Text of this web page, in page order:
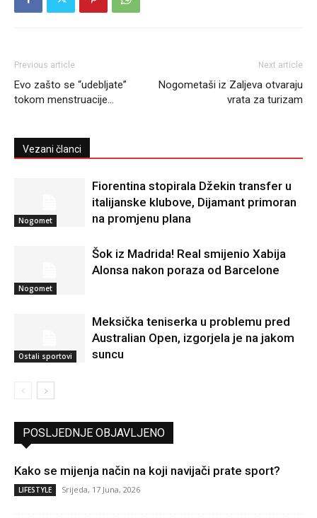
Previous article
Evo zašto se “udebljate”
tokom menstruacije…
Next article
Nogometaši iz Zaljeva otvaraju
vrata za turizam
Vezani članci
Nogomet
Fiorentina stopirala Džekin transfer u
italijanske klubove, Dijamant primoran
na promjenu plana
Nogomet
Šok iz Madrida! Real smijenio Xabija
Alonsa nakon poraza od Barcelone
Ostali sportovi
Meksička teniserka u problemu pred
Australian Open, izgorjela je na jakom
suncu
POSLJEDNJE OBJAVLJENO
Kako se mijenja način na koji navijači prate sport?
LIFESTYLE Srijeda, 17 Juna, 2026